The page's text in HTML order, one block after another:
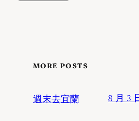
MORE POSTS
週末去宜蘭 8 月 3